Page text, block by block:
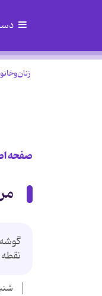
صفحه
شنبه ۱۴ شهریور